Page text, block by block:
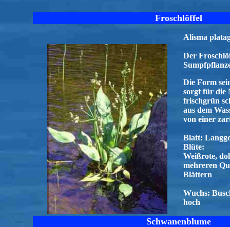
Froschlöffel
Alisma
Der
Die Form
sorgt für die
frischgrün
aus dem
von einer
Blatt:
Blüte:
Weißrote,
mehreren
Blättern
Wuchs:
hoch
Schwanenblume